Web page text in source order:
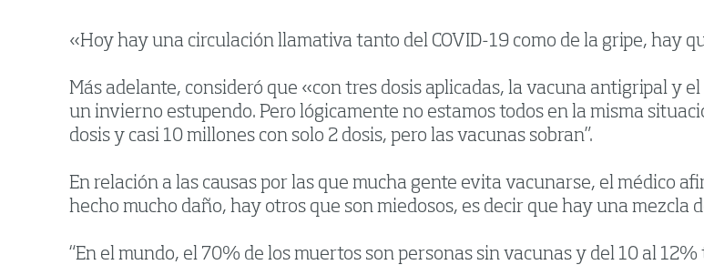
«Hoy hay una circulación llamativa tanto del COVID-19 como de la gripe, hay
Más adelante, consideró que «con tres dosis aplicadas, la vacuna antigripal y
un invierno estupendo. Pero lógicamente no estamos todos en la misma
dosis y casi 10 millones con solo 2 dosis, pero las vacunas sobran”.
En relación a las causas por las que mucha gente evita vacunarse, el médico
hecho mucho daño, hay otros que son miedosos, es decir que hay una mezcla
“En el mundo, el 70% de los muertos son personas sin vacunas y del 10 al 12%